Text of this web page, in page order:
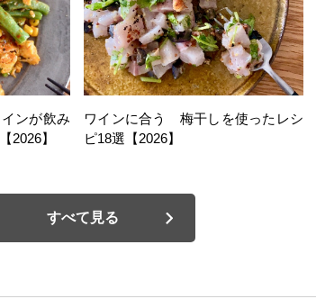
ンが飲み
2026】
ワインに合う 梅干しを使ったレシ
ピ18選【2026】
すべて見る